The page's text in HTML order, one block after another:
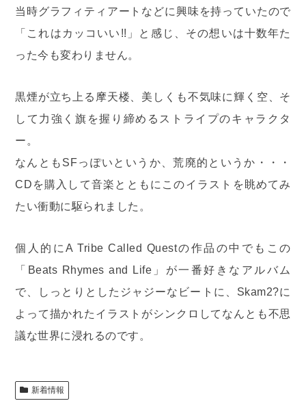
当時グラフィティアートなどに興味を持っていたので
「これはカッコいい!!」と感じ、その想いは十数年た
った今も変わりません。
黒煙が立ち上る摩天楼、美しくも不気味に輝く空、そ
して力強く旗を握り締めるストライプのキャラクタ
ー。
なんともSFっぽいというか、荒廃的というか・・・
CDを購入して音楽とともにこのイラストを眺めてみ
たい衝動に駆られました。
個人的にA Tribe Called Questの作品の中でもこの
「Beats Rhymes and Life」が一番好きなアルバム
で、しっとりとしたジャジーなビートに、Skam2?に
よって描かれたイラストがシンクロしてなんとも不思
議な世界に浸れるのです。
新着情報